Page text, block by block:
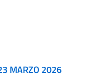
MARZO 2026